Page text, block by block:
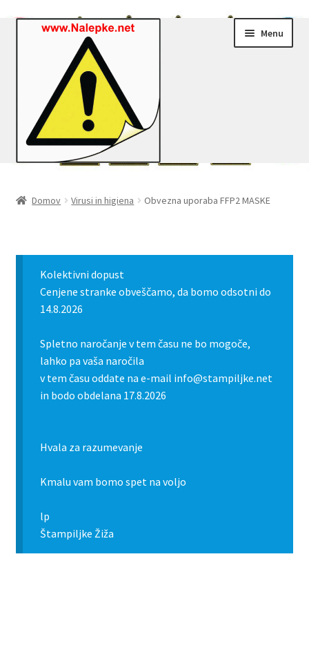
Menu
Zaključek nakupa
Košarica
Domov Virusi in higiena Obvezna uporaba FFP2 MASKE
Kolektivni dopust
Cenjene stranke obveščamo, da bomo odsotni do
14.8.2026
Spletno naročanje v tem času ne bo mogoče,
lahko pa vaša naročila
v tem času oddate na e-mail info@stampiljke.net
in bodo obdelana 17.8.2026
Hvala za razumevanje
Kmalu vam bomo spet na voljo
lp
Štampiljke Žiža